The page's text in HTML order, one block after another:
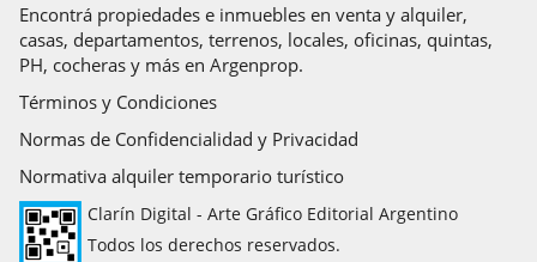
Encontrá propiedades e inmuebles en venta y alquiler,
casas, departamentos, terrenos, locales, oficinas, quintas,
PH, cocheras y más en Argenprop.
Términos y Condiciones
Normas de Confidencialidad y Privacidad
Normativa alquiler temporario turístico
Clarín Digital - Arte Gráfico Editorial Argentino
Todos los derechos reservados.